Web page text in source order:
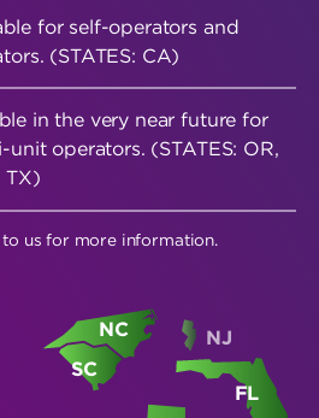
for self-operators and
(STATES: CA)
in the very near future for
operators. (STATES: OR,
TX)
to us for more information.
NC
SC
FL
NJ